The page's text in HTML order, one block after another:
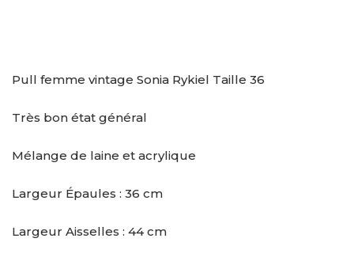
Pull femme vintage Sonia Rykiel Taille 36
Très bon état général
Mélange de laine et acrylique
Largeur Épaules : 36 cm
Largeur Aisselles : 44 cm